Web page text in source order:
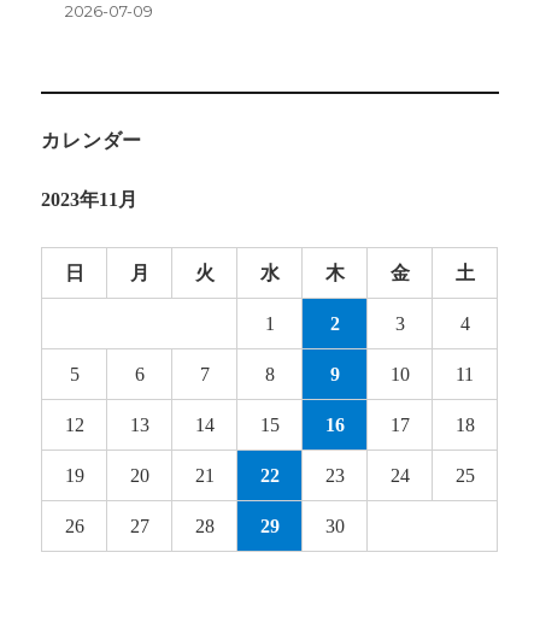
2026-07-09
カレンダー
2023年11月
日 月 火 水 木 金 土
1 2 3 4
5 6 7 8 9 10 11
12 13 14 15 16 17 18
19 20 21 22 23 24 25
26 27 28 29 30